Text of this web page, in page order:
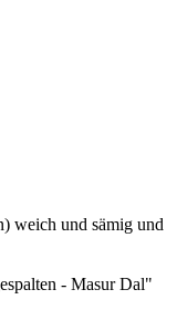
weich und sämig und
- Masur Dal"